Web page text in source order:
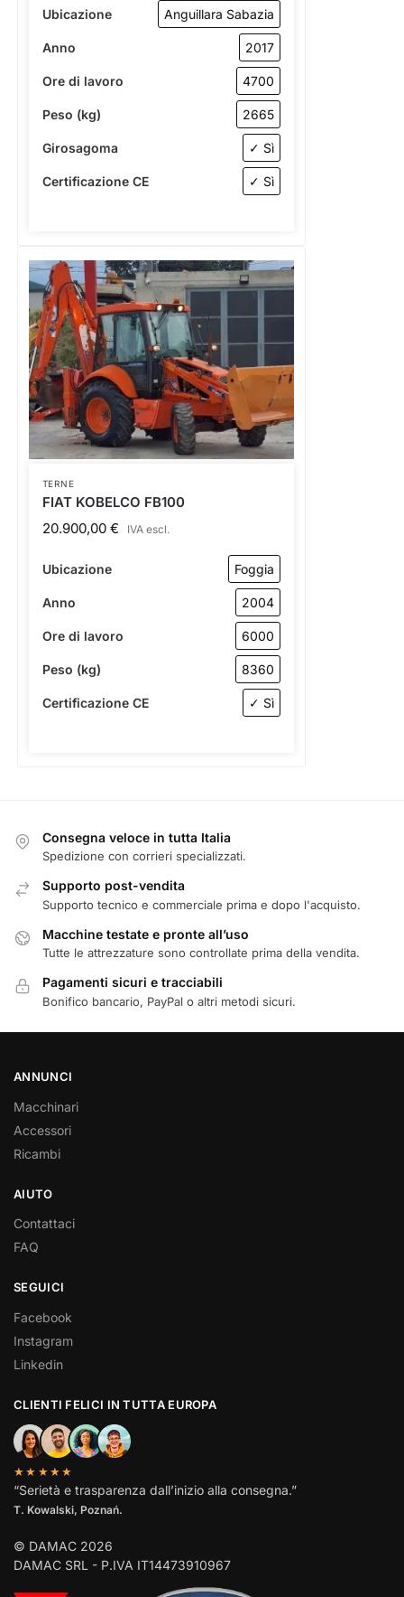
Ubicazione Anguillara Sabazia
Anno 2017
Ore di lavoro 4700
Peso (kg) 2665
Girosagoma ✓ Sì
Certificazione CE ✓ Sì
TERNE
FIAT KOBELCO FB100
20.900,00 € IVA escl.
Ubicazione Foggia
Anno 2004
Ore di lavoro 6000
Peso (kg) 8360
Certificazione CE ✓ Sì
Consegna veloce in tutta Italia
Spedizione con corrieri specializzati.
Supporto post-vendita
Supporto tecnico e commerciale prima e dopo l'acquisto.
Macchine testate e pronte all’uso
Tutte le attrezzature sono controllate prima della vendita.
Pagamenti sicuri e tracciabili
Bonifico bancario, PayPal o altri metodi sicuri.
ANNUNCI
Macchinari
Accessori
Ricambi
AIUTO
Contattaci
FAQ
SEGUICI
Facebook
Instagram
Linkedin
CLIENTI FELICI IN TUTTA EUROPA
★★★★★
“Serietà e trasparenza dall’inizio alla consegna.”
T. Kowalski, Poznań.
© DAMAC 2026
DAMAC SRL - P.IVA IT14473910967